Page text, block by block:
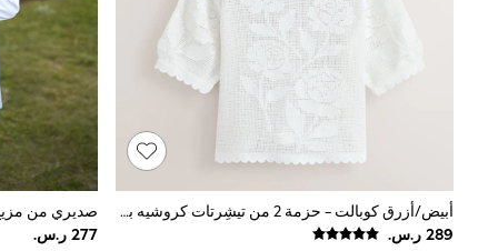
Green
Red
All Branded Schoolwear
Clarks
Smiggle
Eastpak
Bags & Backpacks
أبيض/أزرق كوبالت - حزمة 2 من تيشِرتات كروشيه بكُم قصير بياقة بحافة مستديرة بنقشة مورّدة